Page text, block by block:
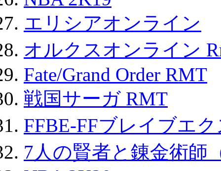
エリシアオンライン
オルクスオンライン
Fate/Grand Order RMT
戦国サーガ RMT
FFBE-FFブレイブエ
7人の賢者と錬金術師